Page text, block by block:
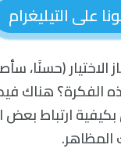
على التيليغرام
الاختيار (حسنًا،
ارتباط
المظاهر.